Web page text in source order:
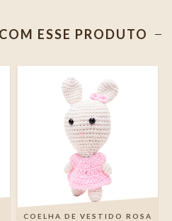
ESSE PRODUTO
COELHA DE VESTIDO ROSA